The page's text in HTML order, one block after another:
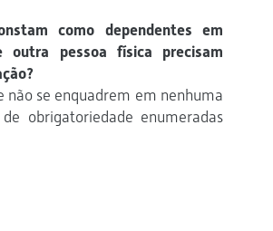
como dependentes em
outra pessoa física precisam
não se enquadrem em nenhuma
obrigatoriedade enumeradas